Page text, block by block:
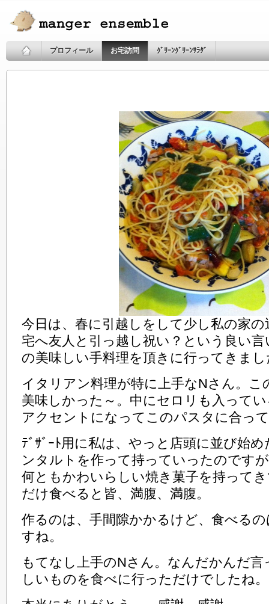
プロフィール お宅訪問 ｸﾞﾘｰﾝｸﾞﾘｰﾝｻﾗﾀﾞ
今日は、春に引越しをして少し私の家
宅へ友人と引っ越し祝い？という良い
の美味しい手料理を頂きに行ってきまし
イタリアン料理が特に上手なNさん。
美味しかった～。中にセロリも入って
アクセントになってこのパスタに合っ
ﾃﾞｻﾞｰﾄ用に私は、やっと店頭に並び始
ンタルトを作って持っていったのです
何ともかわいらしい焼き菓子を持って
だけ食べると皆、満腹、満腹。
作るのは、手間隙かかるけど、食べる
すね。
もてなし上手のNさん。なんだかんだ
しいものを食べに行っただけでしたね